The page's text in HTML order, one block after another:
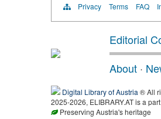
Privacy Terms FAQ
Editorial
About ·
Digital Library of Austria ® All
2025-2026, ELIBRARY.AT is a
Preserving Austria's heritage